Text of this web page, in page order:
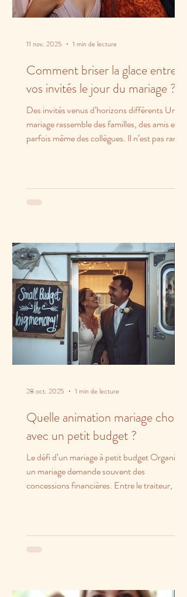
Comment briser la glace entre
vos invités le jour du mariage ?
Des invités venus d’horizons différents Un
mariage rassemble des familles, des amis et
parfois même des collègues. Il n’est pas rare
11 nov. 2025 1 min de lecture
Quelle animation mariage choisir
avec un petit budget ?
Le défi d’un mariage à petit budget Organiser
un mariage demande souvent des
concessions financières. Entre le traiteur, la
28 oct. 2025 1 min de lecture